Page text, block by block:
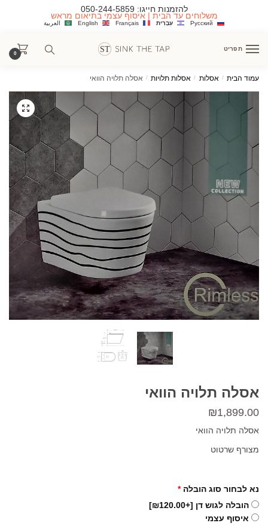
להזמנות חייגו: 050-244-5859
משלוחים עד הבית | איסוף עצמי בתיאום מראש
العربية English Français עִבְרִית Русский
תפריט
0
עמוד הבית / אסלות / אסלות תלויות / אסלה תלויה הוואי
אסלה תלויה הוואי
₪1,899.00
אסלה תלויה הוואי
מצורף שרטוט
נא לבחור סוג הובלה *
הובלה לגוש דן [+₪120.00]
איסוף עצמי